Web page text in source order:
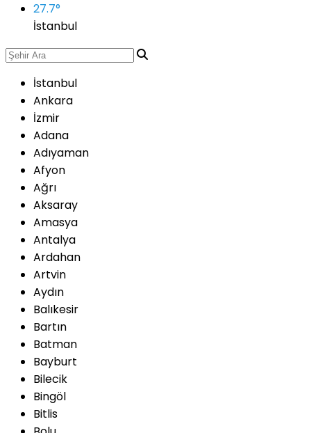
27.7°
İstanbul
İstanbul
Ankara
İzmir
Adana
Adıyaman
Afyon
Ağrı
Aksaray
Amasya
Antalya
Ardahan
Artvin
Aydın
Balıkesir
Bartın
Batman
Bayburt
Bilecik
Bingöl
Bitlis